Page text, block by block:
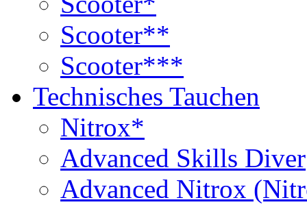
Scooter**
Scooter***
Technisches Tauchen
Nitrox*
Advanced Skills Diver
Advanced Nitrox